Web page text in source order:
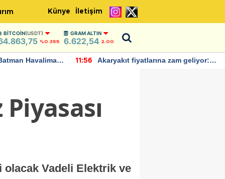
Künye İletişim
BITCOIN(USDT)
%0.355
GRAM ALTIN
6.622,54 2,00
Havalimanı
11:56
Akaryakıt fiyatlarına zam geliyor:
olacak Vadeli Elektrik ve